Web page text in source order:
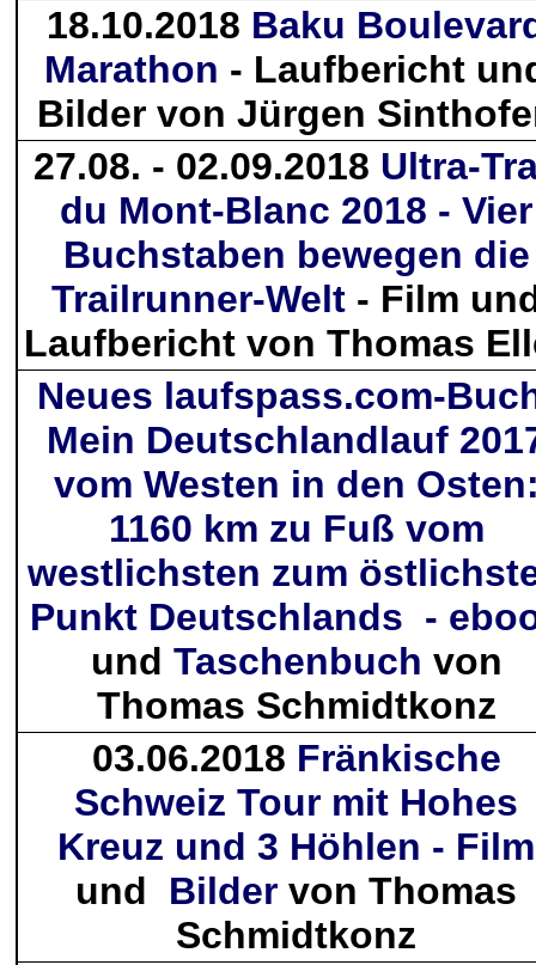
18.10.2018 Baku
Marathon - Laufbericht
Bilder von Jürgen
27.08. - 02.09.2018 Ultra-
du Mont-Blanc 2018 - Vier
Buchstaben bewegen die
Trailrunner-Welt- Film
Laufbericht von Thomas
Neues laufspass.com-
Mein Deutschlandlauf
vom Westen in den
1160 km zu Fuß vom
westlichsten zum
Punkt Deutschlands -
und Taschenbuch von
Thomas Schmidtkonz
03.06.2018 Fränkische
Schweiz Tour mit Hohes
Kreuz und 3 Höhlen - Film
und Bilder von Thomas
Schmidtkonz